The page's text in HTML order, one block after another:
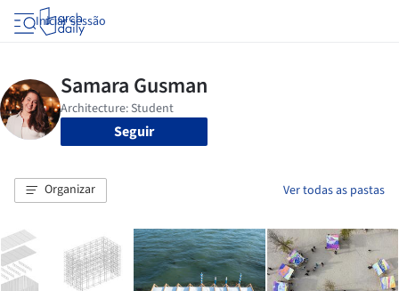
Iniciar sessão
Seguir
Organizar Ver todas as pastas